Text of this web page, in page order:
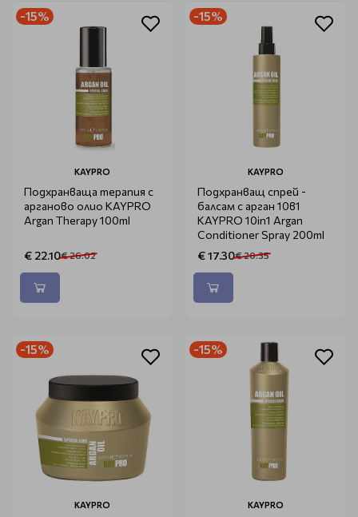
-15%
KAYPRO
Подхранваща терапия с
арганово олио KAYPRO
Argan Therapy 100ml
€ 22.10€ 26.02
-15%
KAYPRO
Подхранващ спрей -
балсам с арган 10в1
KAYPRO 10in1 Argan
Conditioner Spray 200ml
€ 17.30€ 20.35
-15%
KAYPRO
-15%
KAYPRO